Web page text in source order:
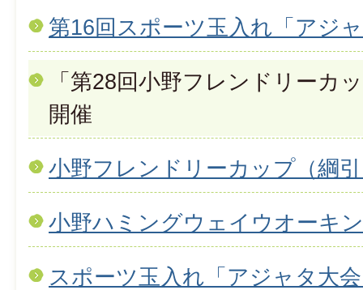
第16回スポーツ玉入れ「アジ
「第28回小野フレンドリーカ
開催
小野フレンドリーカップ（綱
小野ハミングウェイウオーキ
スポーツ玉入れ「アジャタ大